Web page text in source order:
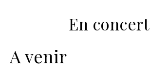
En concert
A venir